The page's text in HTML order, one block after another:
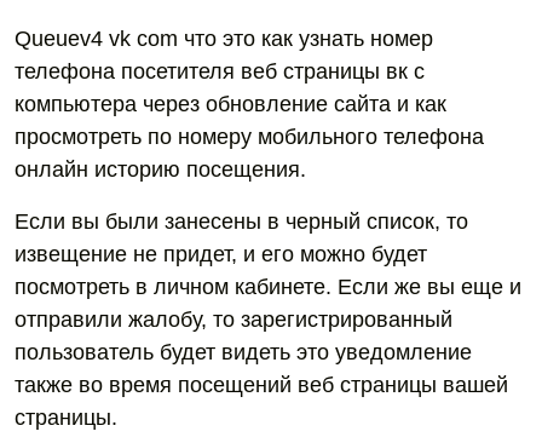
Queuev4 vk com что это как узнать номер
телефона посетителя веб страницы вк с
компьютера через обновление сайта и как
просмотреть по номеру мобильного телефона
онлайн историю посещения.
Если вы были занесены в черный список, то
извещение не придет, и его можно будет
посмотреть в личном кабинете. Если же вы еще и
отправили жалобу, то зарегистрированный
пользователь будет видеть это уведомление
также во время посещений веб страницы вашей
страницы.